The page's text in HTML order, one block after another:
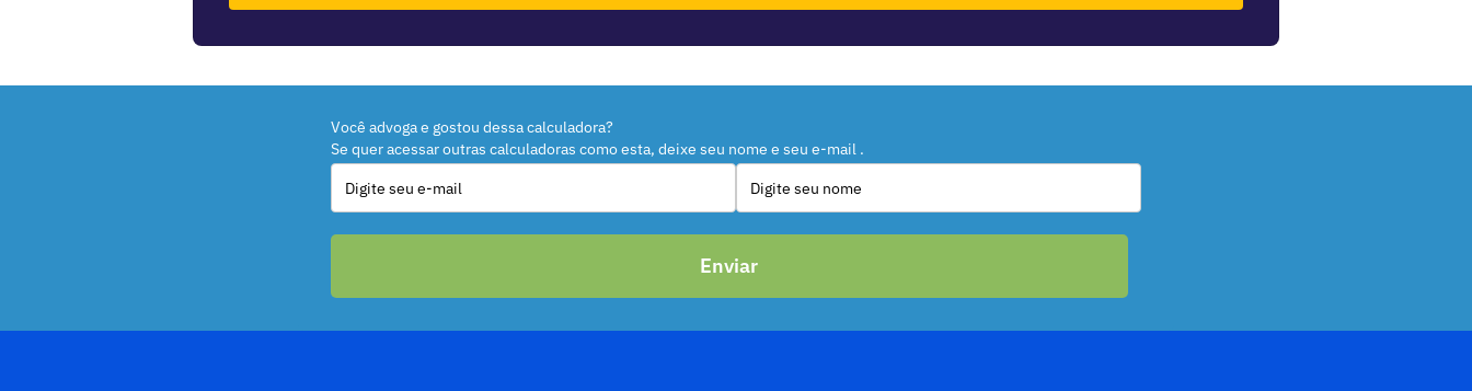
Você advoga e gostou dessa calculadora?
Se quer acessar outras calculadoras como esta, deixe seu nome e seu e-mail .
Enviar